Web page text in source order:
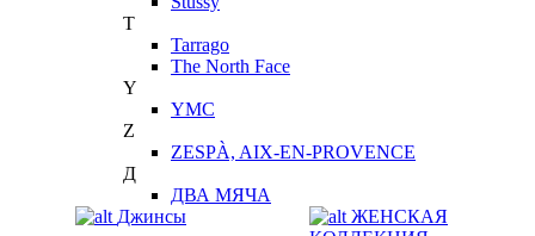
T
Tarrago
The North Face
Y
YMC
Z
ZESPÀ, AIX-EN-PROVENCE
Д
ДВА МЯЧА
Джинсы
ЖЕНСКАЯ